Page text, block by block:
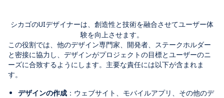
シカゴのUIデザイナーは、創造性と技術を融合させてユーザー体
験を向上させます。
この役割では、他のデザイン専門家、開発者、ステークホルダー
と密接に協力し、デザインがプロジェクトの目標とユーザーのニ
ーズに合致するようにします。主要な責任には以下が含まれま
す。
デザインの作成 ：ウェブサイト、モバイルアプリ、その他のデ